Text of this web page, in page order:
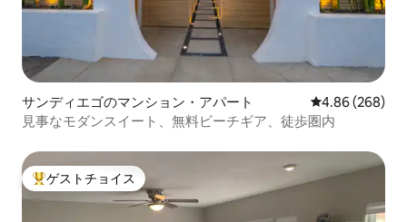
サンディエゴのマンション・アパート レビュー268
4.86 (268)
見事なモダンスイート、無料ビーチギア、徒歩圏内
大好評のゲストチョイスです。
ゲストチョイス